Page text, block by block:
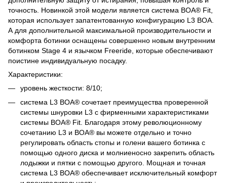
точность. Новинкой этой модели является система BOA® Fit,
которая использует запатентованную конфигурацию L3 BOA.
А для дополнительной максимальной производительности и
комфорта ботинки оснащены совершенно новым внутренним
ботинком Stage 4 и язычком Freeride, которые обеспечивают
поистине индивидуальную посадку.
Характеристики:
уровень жесткости: 8/10;
система L3 BOA® сочетает преимущества проверенной
системы шнуровки L3 с фирменными характеристиками
системы BOA® Fit. Благодаря этому революционному
сочетанию L3 и BOA® вы можете отдельно и точно
регулировать область стопы и голени вашего ботинка с
помощью одного диска и молниеносно закрепить область
лодыжки и пятки с помощью другого. Мощная и точная
система L3 BOA® обеспечивает исключительный комфорт